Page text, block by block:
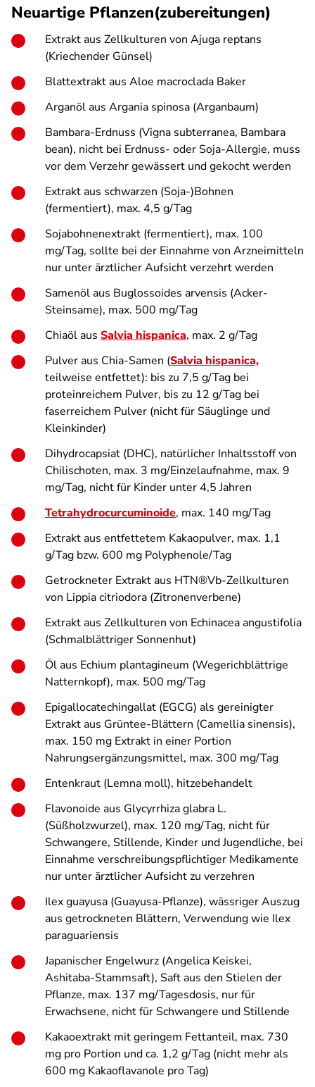
Neuartige Pflanzen(zubereitungen)
Extrakt aus Zellkulturen von Ajuga reptans
(Kriechender Günsel)
Blattextrakt aus Aloe macroclada Baker
Arganöl aus Argania spinosa (Arganbaum)
Bambara-Erdnuss (Vigna subterranea, Bambara
bean), nicht bei Erdnuss- oder Soja-Allergie, muss
vor dem Verzehr gewässert und gekocht werden
Extrakt aus schwarzen (Soja-)Bohnen
(fermentiert), max. 4,5 g/Tag
Sojabohnenextrakt (fermentiert), max. 100
mg/Tag, sollte bei der Einnahme von Arzneimitteln
nur unter ärztlicher Aufsicht verzehrt werden
Samenöl aus Buglossoides arvensis (Acker-
Steinsame), max. 500 mg/Tag
Chiaöl aus Salvia hispanica, max. 2 g/Tag
Pulver aus Chia-Samen (Salvia hispanica,
teilweise entfettet): bis zu 7,5 g/Tag bei
proteinreichem Pulver, bis zu 12 g/Tag bei
faserreichem Pulver (nicht für Säuglinge und
Kleinkinder)
Dihydrocapsiat (DHC), natürlicher Inhaltsstoff von
Chilischoten, max. 3 mg/Einzelaufnahme, max. 9
mg/Tag, nicht für Kinder unter 4,5 Jahren
Tetrahydrocurcuminoide, max. 140 mg/Tag
Extrakt aus entfettetem Kakaopulver, max. 1,1
g/Tag bzw. 600 mg Polyphenole/Tag
Getrockneter Extrakt aus HTN®Vb-Zellkulturen
von Lippia citriodora (Zitronenverbene)
Extrakt aus Zellkulturen von Echinacea angustifolia
(Schmalblättriger Sonnenhut)
Öl aus Echium plantagineum (Wegerichblättrige
Natternkopf), max. 500 mg/Tag
Epigallocatechingallat (EGCG) als gereinigter
Extrakt aus Grüntee-Blättern (Camellia sinensis),
max. 150 mg Extrakt in einer Portion
Nahrungsergänzungsmittel, max. 300 mg/Tag
Entenkraut (Lemna moll), hitzebehandelt
Flavonoide aus Glycyrrhiza glabra L.
(Süßholzwurzel), max. 120 mg/Tag, nicht für
Schwangere, Stillende, Kinder und Jugendliche, bei
Einnahme verschreibungspflichtiger Medikamente
nur unter ärztlicher Aufsicht zu verzehren
Ilex guayusa (Guayusa-Pflanze), wässriger Auszug
aus getrockneten Blättern, Verwendung wie Ilex
paraguariensis
Japanischer Engelwurz (Angelica Keiskei,
Ashitaba-Stammsaft), Saft aus den Stielen der
Pflanze, max. 137 mg/Tagesdosis, nur für
Erwachsene, nicht für Schwangere und Stillende
Kakaoextrakt mit geringem Fettanteil, max. 730
mg pro Portion und ca. 1,2 g/Tag (nicht mehr als
600 mg Kakaoflavanole pro Tag)